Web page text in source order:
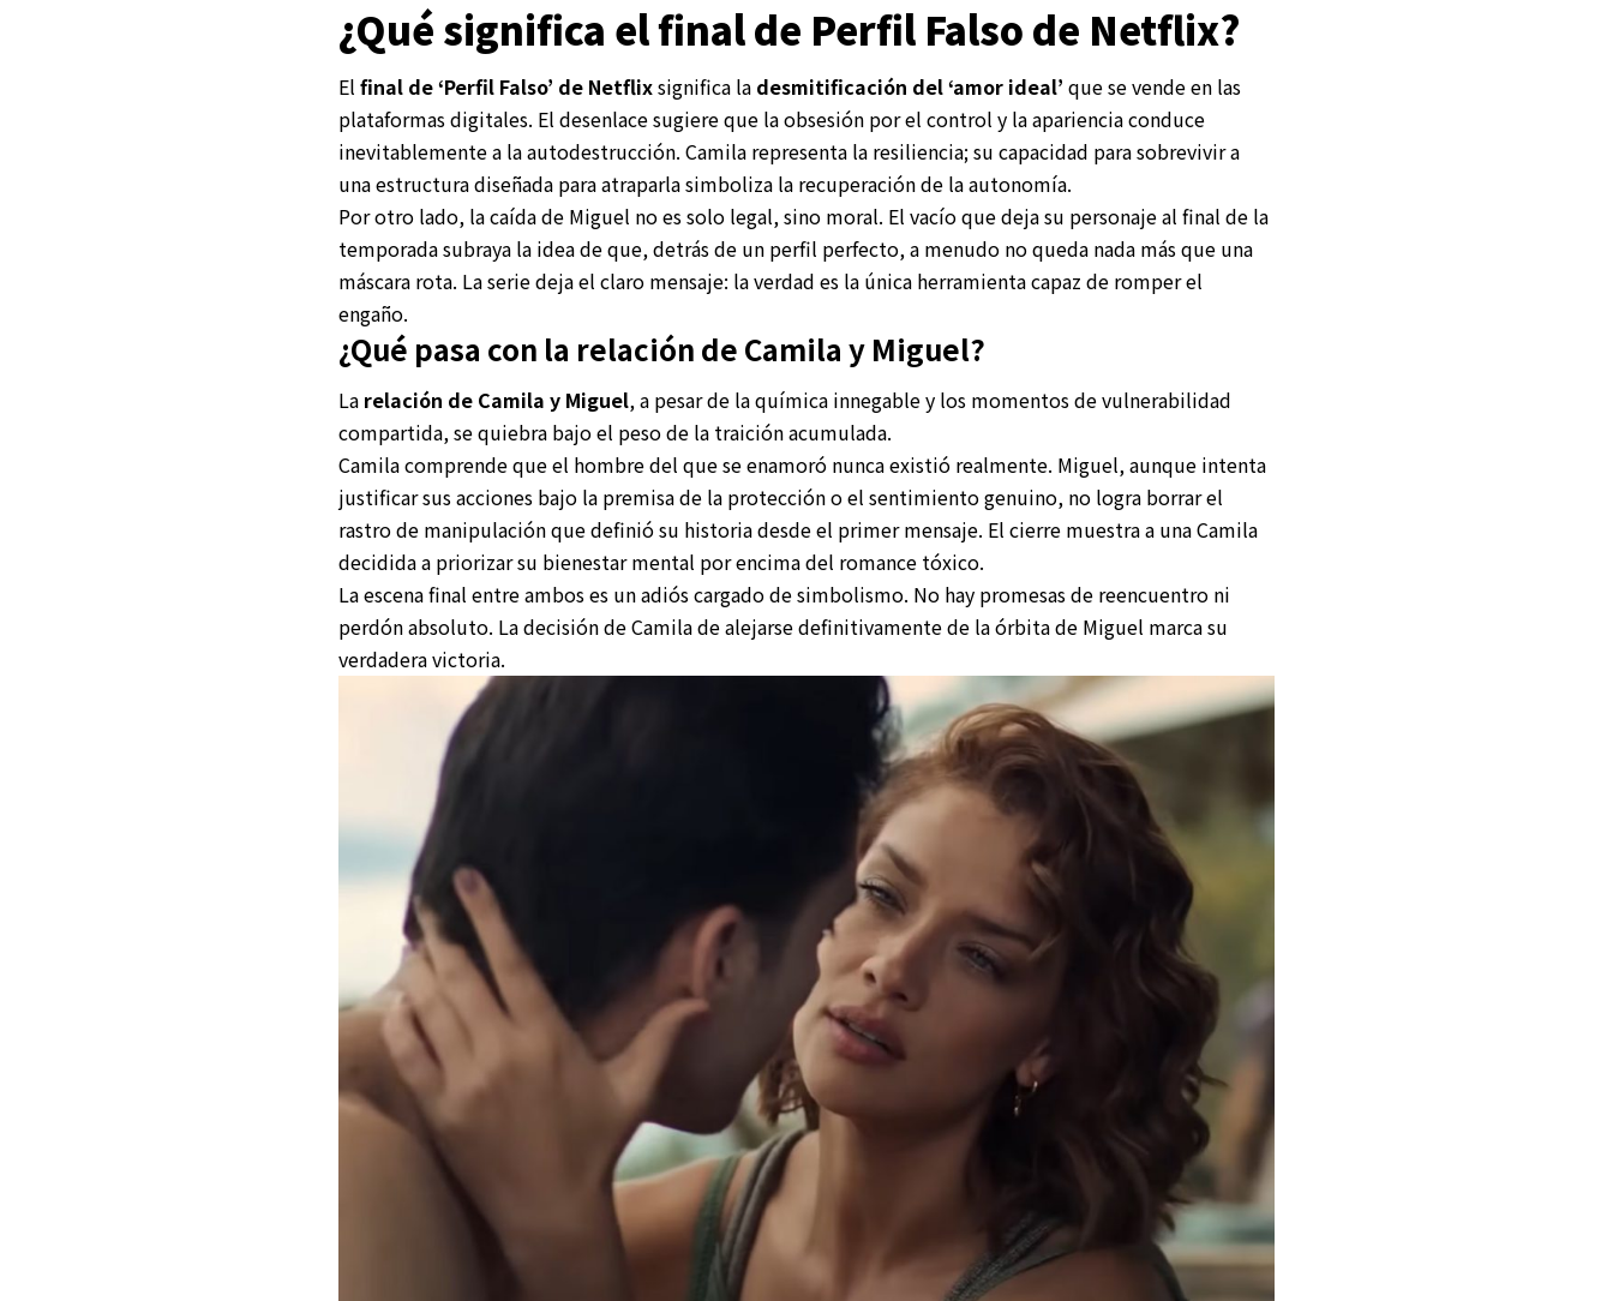
¿Qué significa el final de Perfil Falso de Netflix?
El final de ‘Perfil Falso’ de Netflixsignifica la desmitificación del ‘amor ideal’ que se vende en las
plataformas digitales. El desenlace sugiere que la obsesión por el control y la apariencia conduce
inevitablemente a la autodestrucción. Camila representa la resiliencia; su capacidad para sobrevivir a
una estructura diseñada para atraparla simboliza la recuperación de la autonomía.
Por otro lado, la caída de Miguel no es solo legal, sino moral. El vacío que deja su personaje al final de la
temporada subraya la idea de que, detrás de un perfil perfecto, a menudo no queda nada más que una
máscara rota. La serie deja el claro mensaje: la verdad es la única herramienta capaz de romper el
engaño.
¿Qué pasa con la relación de Camila y Miguel?
La relación de Camila y Miguel, a pesar de la química innegable y los momentos de vulnerabilidad
compartida, se quiebra bajo el peso de la traición acumulada.
Camila comprende que el hombre del que se enamoró nunca existió realmente. Miguel, aunque intenta
justificar sus acciones bajo la premisa de la protección o el sentimiento genuino, no logra borrar el
rastro de manipulación que definió su historia desde el primer mensaje. El cierre muestra a una Camila
decidida a priorizar su bienestar mental por encima del romance tóxico.
La escena final entre ambos es un adiós cargado de simbolismo. No hay promesas de reencuentro ni
perdón absoluto. La decisión de Camila de alejarse definitivamente de la órbita de Miguel marca su
verdadera victoria.